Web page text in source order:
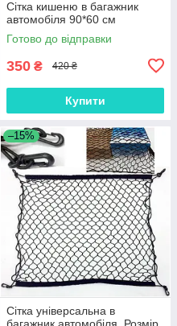
Сітка кишеню в багажник
автомобіля 90*60 см
Готово до відправки
350 ₴ 420 ₴
Купити
–15%
Сітка універсальна в
багажник автомобіля. Розмір